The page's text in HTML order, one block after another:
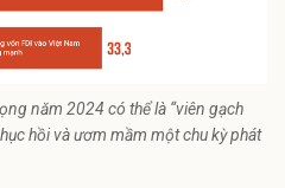
năm 2024 có thể là “viên gạch
hồi và ươm mầm một chu kỳ phát